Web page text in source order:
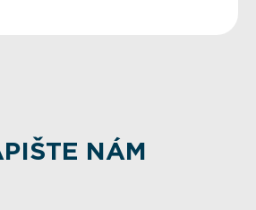
NÁM